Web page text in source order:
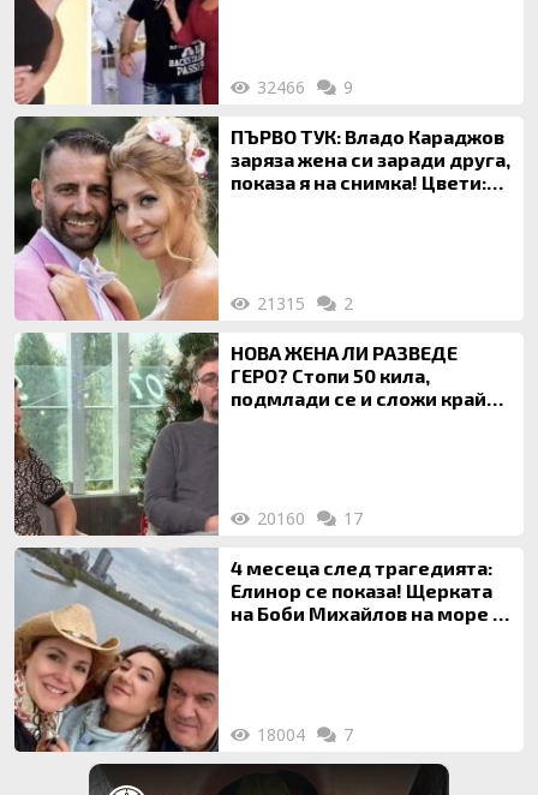
32466 9
ПЪРВО ТУК: Владо Караджов
заряза жена си заради друга,
показа я на снимка! Цвети:
21315 2
НОВА ЖЕНА ЛИ РАЗВЕДЕ
ГЕРО? Стопи 50 кила,
подмлади се и сложи край
20160 17
4 месеца след трагедията:
Елинор се показа! Щерката
на Боби Михайлов на море с
18004 7